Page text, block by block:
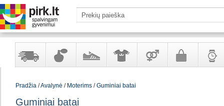
Yra
Kvepalai
kosmetika
AvalynėApranga
Pradžia/Avalynė / Moterims/Guminiai batai
Guminiai batai